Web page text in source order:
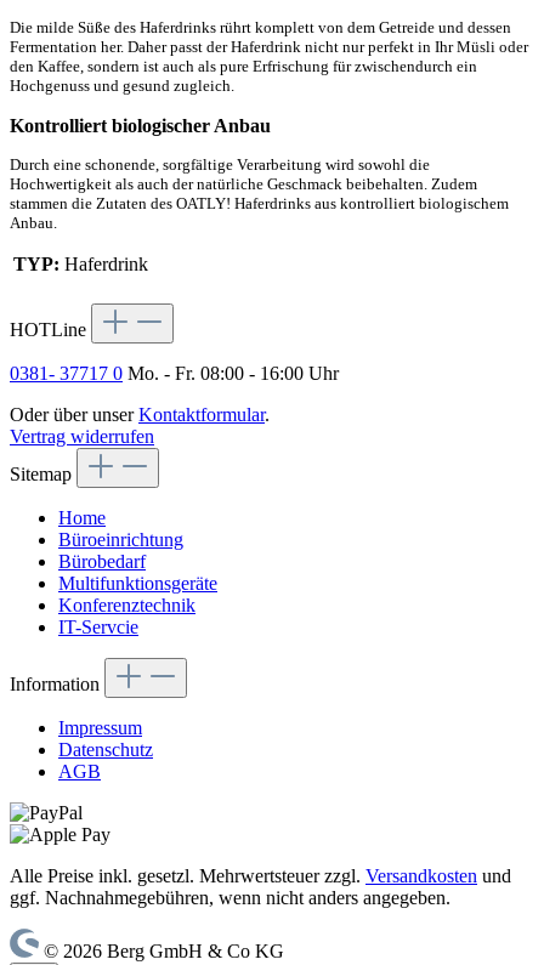
Die milde Süße des Haferdrinks rührt komplett von dem Getreide und dessen
Fermentation her. Daher passt der Haferdrink nicht nur perfekt in Ihr Müsli oder
den Kaffee, sondern ist auch als pure Erfrischung für zwischendurch ein
Hochgenuss und gesund zugleich.
Kontrolliert biologischer Anbau
Durch eine schonende, sorgfältige Verarbeitung wird sowohl die
Hochwertigkeit als auch der natürliche Geschmack beibehalten. Zudem
stammen die Zutaten des OATLY! Haferdrinks aus kontrolliert biologischem
Anbau.
TYP: Haferdrink
HOTLine
0381- 37717 0 Mo. - Fr. 08:00 - 16:00 Uhr
Oder über unserKontaktformular.
Vertrag widerrufen
Sitemap
Home
Büroeinrichtung
Bürobedarf
Multifunktionsgeräte
Konferenztechnik
IT-Servcie
Information
Impressum
Datenschutz
AGB
Alle Preise inkl. gesetzl. Mehrwertsteuer zzgl. Versandkosten und
ggf. Nachnahmegebühren, wenn nicht anders angegeben.
© 2026 Berg GmbH & Co KG